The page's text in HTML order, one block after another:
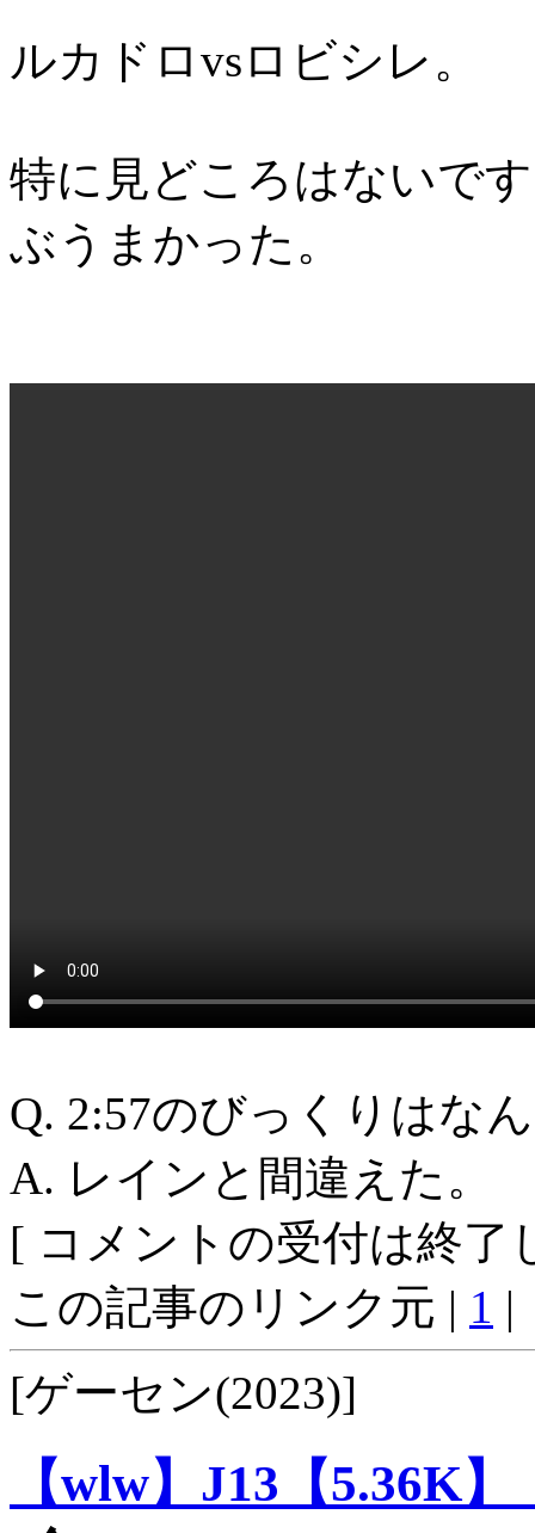
ルカドロvsロビシレ。
特に見どころはないで
ぶうまかった。
Q. 2:57のびっくりはな
A. レインと間違えた。
[ コメントの受付は終了
この記事のリンク元 | 1 |
[ゲーセン(2023)]
【wlw】J13【5.36K